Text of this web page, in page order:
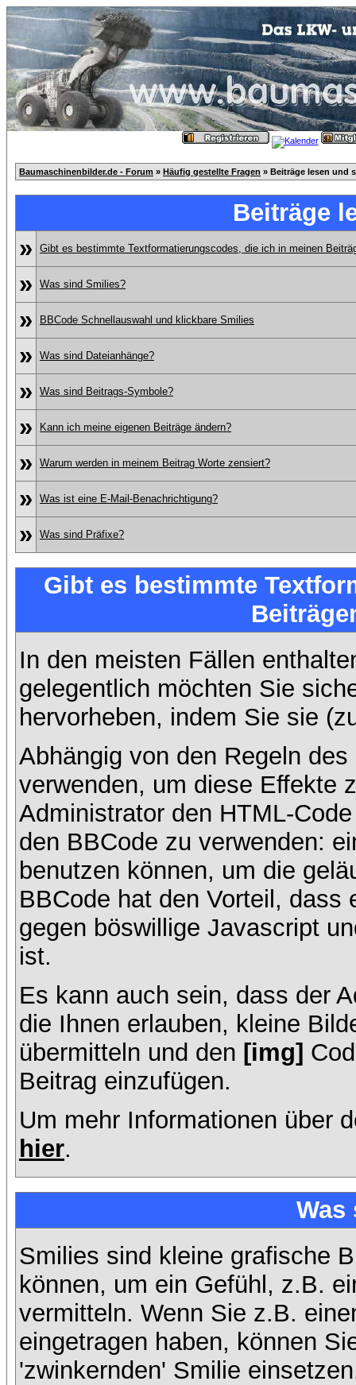
Baumaschinenbilder.de - Forum » Häufig gestellte Fragen » Beiträge lesen und
Beiträge
»
Gibt es bestimmte Textformatierungscodes, die ich in meinen
» Was sind Smilies?
» BBCode Schnellauswahl und klickbare Smilies
» Was sind Dateianhänge?
» Was sind Beitrags-Symbole?
» Kann ich meine eigenen Beiträge ändern?
» Warum werden in meinem Beitrag Worte zensiert?
» Was ist eine E-Mail-Benachrichtigung?
» Was sind Präfixe?
Gibt es bestimmte
In den meisten Fällen
gelegentlich möchten Sie
hervorheben, indem Sie sie
Abhängig von den Regeln
verwenden, um diese Effekte
Administrator den HTML-
den BBCode zu verwenden:
benutzen können, um die
BBCode hat den Vorteil, dass
gegen böswillige Javascript
ist.
Es kann auch sein, dass der
die Ihnen erlauben, kleine
übermitteln und den [img]
Beitrag einzufügen.
Um mehr Informationen über
hier.
Was
Smilies sind kleine grafische
können, um ein Gefühl, z.B.
vermitteln. Wenn Sie z.B.
eingetragen haben, können
'zwinkernden' Smilie